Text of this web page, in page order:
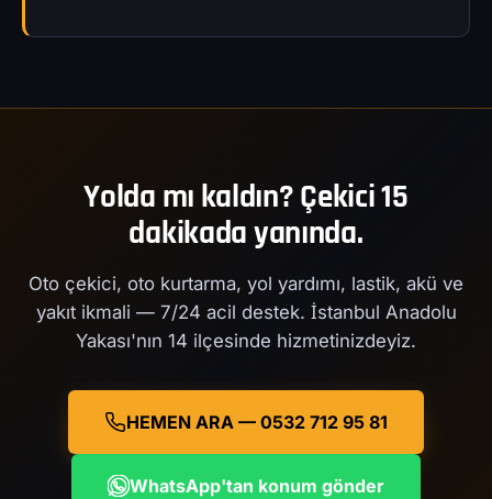
Yolda mı kaldın? Çekici 15
dakikada yanında.
Oto çekici, oto kurtarma, yol yardımı, lastik, akü ve
yakıt ikmali — 7/24 acil destek. İstanbul Anadolu
Yakası'nın 14 ilçesinde hizmetinizdeyiz.
HEMEN ARA — 0532 712 95 81
WhatsApp'tan konum gönder